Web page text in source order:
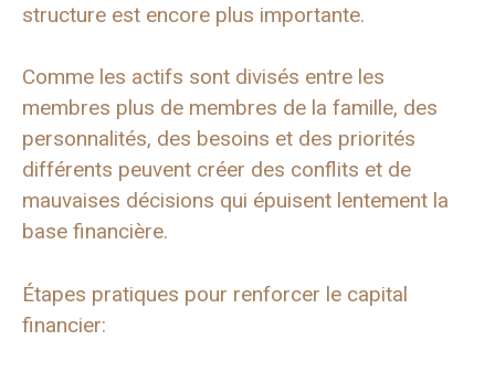
structure est encore plus importante.
Comme les actifs sont divisés entre les
membres plus de membres de la famille, des
personnalités, des besoins et des priorités
différents peuvent créer des conflits et de
mauvaises décisions qui épuisent lentement la
base financière.
Étapes pratiques pour renforcer le capital
financier: